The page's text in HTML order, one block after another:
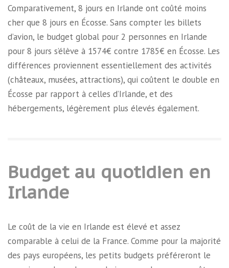
Comparativement, 8 jours en Irlande ont coûté moins
cher que 8 jours en Écosse. Sans compter les billets
d’avion, le budget global pour 2 personnes en Irlande
pour 8 jours s’élève à 1574€ contre 1785€ en Écosse. Les
différences proviennent essentiellement des activités
(châteaux, musées, attractions), qui coûtent le double en
Écosse par rapport à celles d’Irlande, et des
hébergements, légèrement plus élevés également.
Budget au quotidien en
Irlande
Le coût de la vie en Irlande est élevé et assez
comparable à celui de la France. Comme pour la majorité
des pays européens, les petits budgets préféreront le